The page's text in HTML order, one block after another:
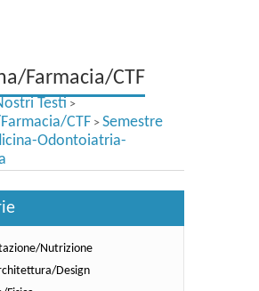
Merito - Carta Docente
Farmacia/CTF
Testi >
CTF > Semestre
Odontoiatria-
Nutrizione
Design